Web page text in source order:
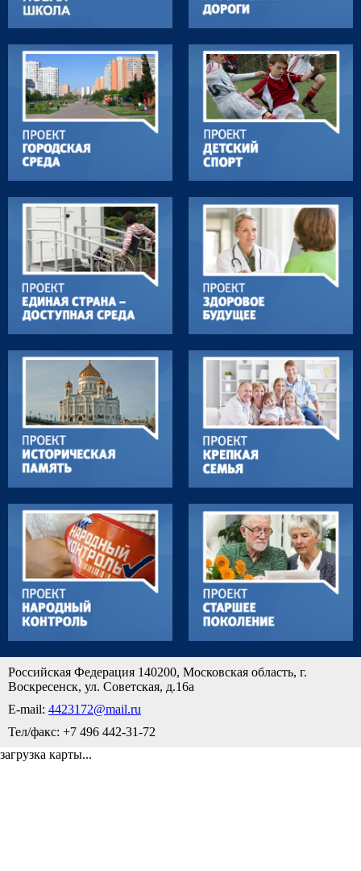
Российская Федерация 140200, Московская область, г.
Воскресенск, ул. Советская, д.16а
E-mail: 4423172@mail.ru
Тел/факс: +7 496 442-31-72
загрузка карты...